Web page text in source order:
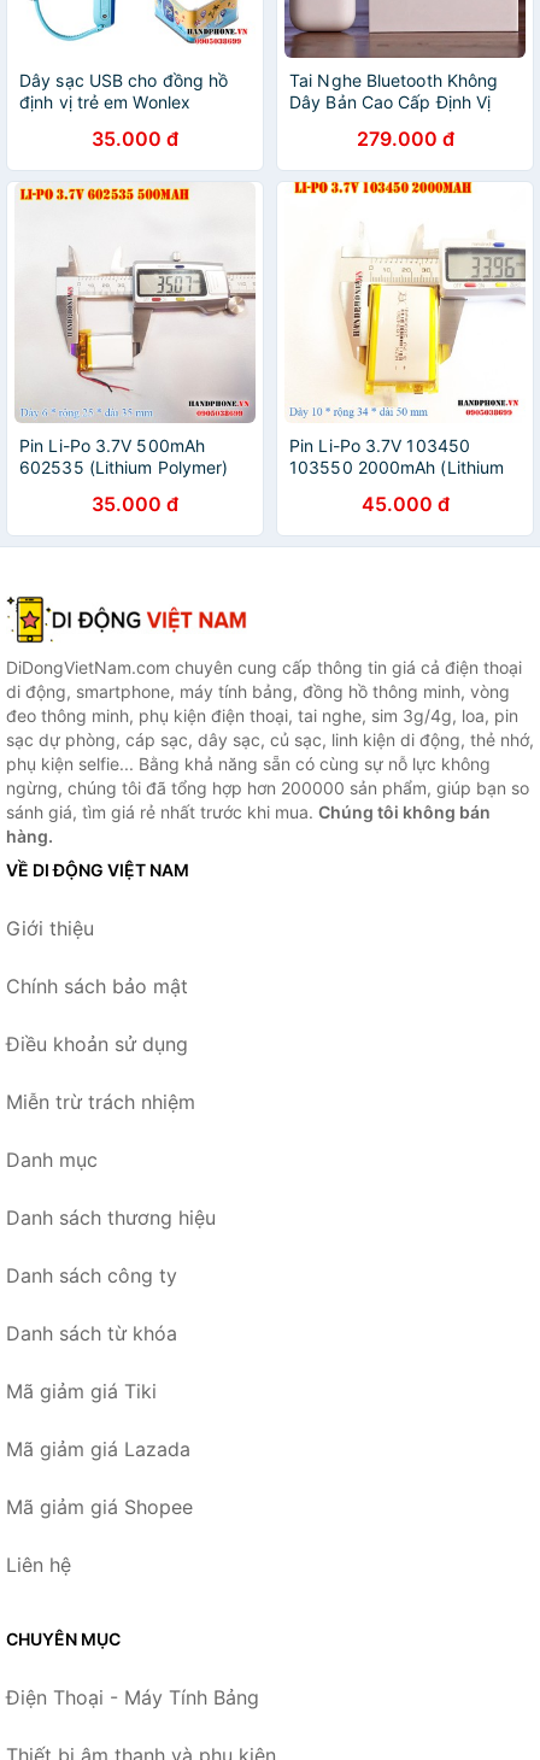
Dây sạc USB cho đồng hồ
định vị trẻ em Wonlex
35.000 đ
Tai Nghe Bluetooth Không
Dây Bản Cao Cấp Định Vị
IOS Full Chức Năng
279.000 đ
Pin Li-Po 3.7V 500mAh
602535 (Lithium Polymer)
smartwatch, định vị GPS,
máy ghi âm, camera hành
trình
35.000 đ
Pin Li-Po 3.7V 103450
103550 2000mAh (Lithium
đàm, Định vị GPS, Camera
hành trình,cân điện tử
45.000 đ
DiDongVietNam.com chuyên cung cấp thông tin giá cả điện thoại
di động, smartphone, máy tính bảng, đồng hồ thông minh, vòng
đeo thông minh, phụ kiện điện thoại, tai nghe, sim 3g/4g, loa, pin
sạc dự phòng, cáp sạc, dây sạc, củ sạc, linh kiện di động, thẻ nhớ,
phụ kiện selfie... Bằng khả năng sẵn có cùng sự nỗ lực không
ngừng, chúng tôi đã tổng hợp hơn 200000 sản phẩm, giúp bạn so
sánh giá, tìm giá rẻ nhất trước khi mua. Chúng tôi không bán
hàng.
VỀ DI ĐỘNG VIỆT NAM
Giới thiệu
Chính sách bảo mật
Điều khoản sử dụng
Miễn trừ trách nhiệm
Danh mục
Danh sách thương hiệu
Danh sách công ty
Danh sách từ khóa
Mã giảm giá Tiki
Mã giảm giá Lazada
Mã giảm giá Shopee
Liên hệ
CHUYÊN MỤC
Điện Thoại - Máy Tính Bảng